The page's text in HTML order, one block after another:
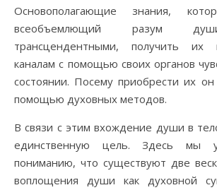
Основополагающие знания,
всеобъемлющий разум
трансцендентными, получить их
каналам с помощью своих органов
состоянии. Посему приобрести их
помощью духовных методов.
В связи с этим вхождение души в
единственную цель. Здесь мы
пониманию, что существуют две
воплощения души как духовной